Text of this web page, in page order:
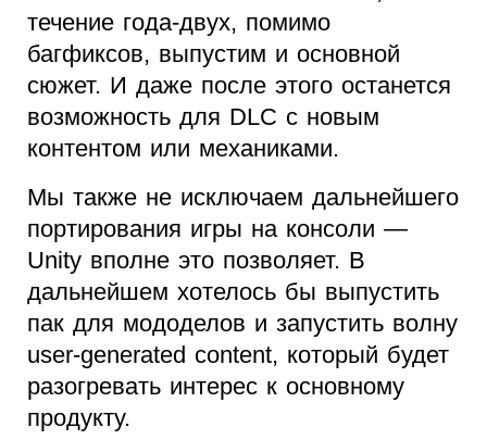
течение года-двух, помимо
багфиксов, выпустим и основной
сюжет. И даже после этого останется
возможность для DLC с новым
контентом или механиками.
Мы также не исключаем дальнейшего
портирования игры на консоли —
Unity вполне это позволяет. В
дальнейшем хотелось бы выпустить
пак для мододелов и запустить волну
user-generated content, который будет
разогревать интерес к основному
продукту.